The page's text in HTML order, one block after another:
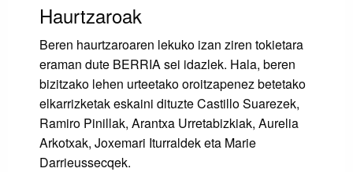
Haurtzaroak
Beren haurtzaroaren lekuko izan ziren tokietara
eraman dute BERRIA sei idazlek. Hala, beren
bizitzako lehen urteetako oroitzapenez betetako
elkarrizketak eskaini dituzte Castillo Suarezek,
Ramiro Pinillak, Arantxa Urretabizkiak, Aurelia
Arkotxak, Joxemari Iturraldek eta Marie
Darrieussecqek.